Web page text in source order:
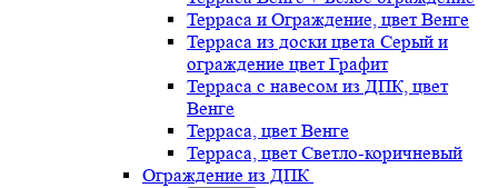
Терраса и Ограждение, цвет Венге
Терраса из доски цвета Серый и
ограждение цвет Графит
Терраса с навесом из ДПК, цвет
Венге
Терраса, цвет Венге
Терраса, цвет Светло-коричневый
Ограждение из ДПК